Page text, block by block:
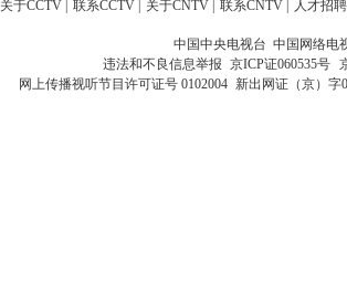
关于CCTV 联系CCTV 关于CNTV 联系CNTV 人才招聘
中国中央电视台 中国网络电
违法和不良信息举报 京ICP证060535号
网上传播视听节目许可证号 0102004 新出网证（京）